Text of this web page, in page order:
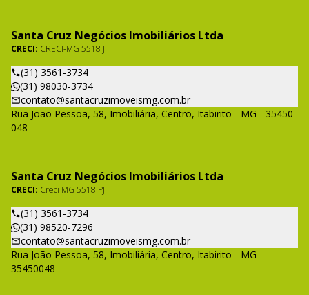
Santa Cruz Negócios Imobiliários Ltda
CRECI: CRECI-MG 5518 J
(31) 3561-3734
(31) 98030-3734
contato@santacruzimoveismg.com.br
Rua João Pessoa, 58, Imobiliária, Centro, Itabirito - MG - 35450-
048
Santa Cruz Negócios Imobiliários Ltda
CRECI: Creci MG 5518 PJ
(31) 3561-3734
(31) 98520-7296
contato@santacruzimoveismg.com.br
Rua João Pessoa, 58, Imobiliária, Centro, Itabirito - MG -
35450048